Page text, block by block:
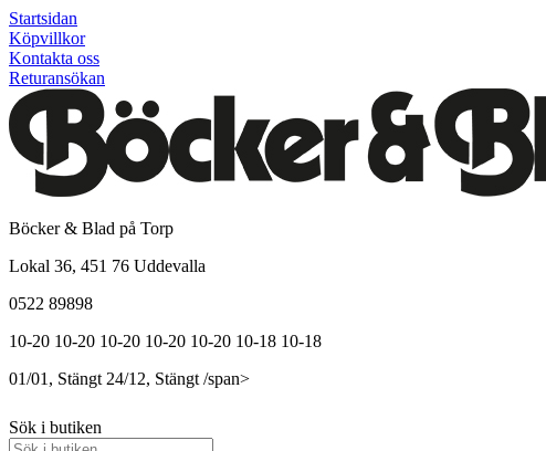
Startsidan
Köpvillkor
Kontakta oss
Returansökan
Böcker & Blad på Torp
Lokal 36, 451 76 Uddevalla
0522 89898
10-20 10-20 10-20 10-20 10-20 10-18 10-18
01/01, Stängt 24/12, Stängt /span>
Sök i butiken